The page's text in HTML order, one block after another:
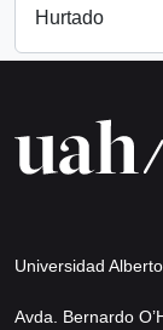
Hurtado
Universidad
Avda. Bernardo